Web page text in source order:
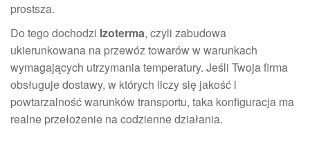
prostsza.
Do tego dochodzi Izoterma, czyli zabudowa
ukierunkowana na przewóz towarów w warunkach
wymagających utrzymania temperatury. Jeśli Twoja firma
obsługuje dostawy, w których liczy się jakość i
powtarzalność warunków transportu, taka konfiguracja ma
realne przełożenie na codzienne działania.